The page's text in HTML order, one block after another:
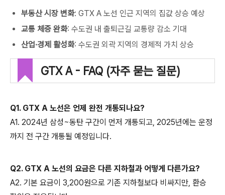
부동산 시장 변화: GTX A 노선 인근 지역의 집값 상승 예상
교통 체증 완화: 수도권 내 출퇴근길 교통량 감소 기대
산업·경제 활성화: 수도권 외곽 지역의 경제적 가치 상승
GTX A - FAQ (자주 묻는 질문)
Q1. GTX A 노선은 언제 완전 개통되나요?
A1. 2024년 삼성~동탄 구간이 먼저 개통되고, 2025년에는 운정
까지 전 구간 개통될 예정입니다.
Q2. GTX A 노선의 요금은 다른 지하철과 어떻게 다른가요?
A2. 기본 요금이 3,200원으로 기존 지하철보다 비싸지만, 환승